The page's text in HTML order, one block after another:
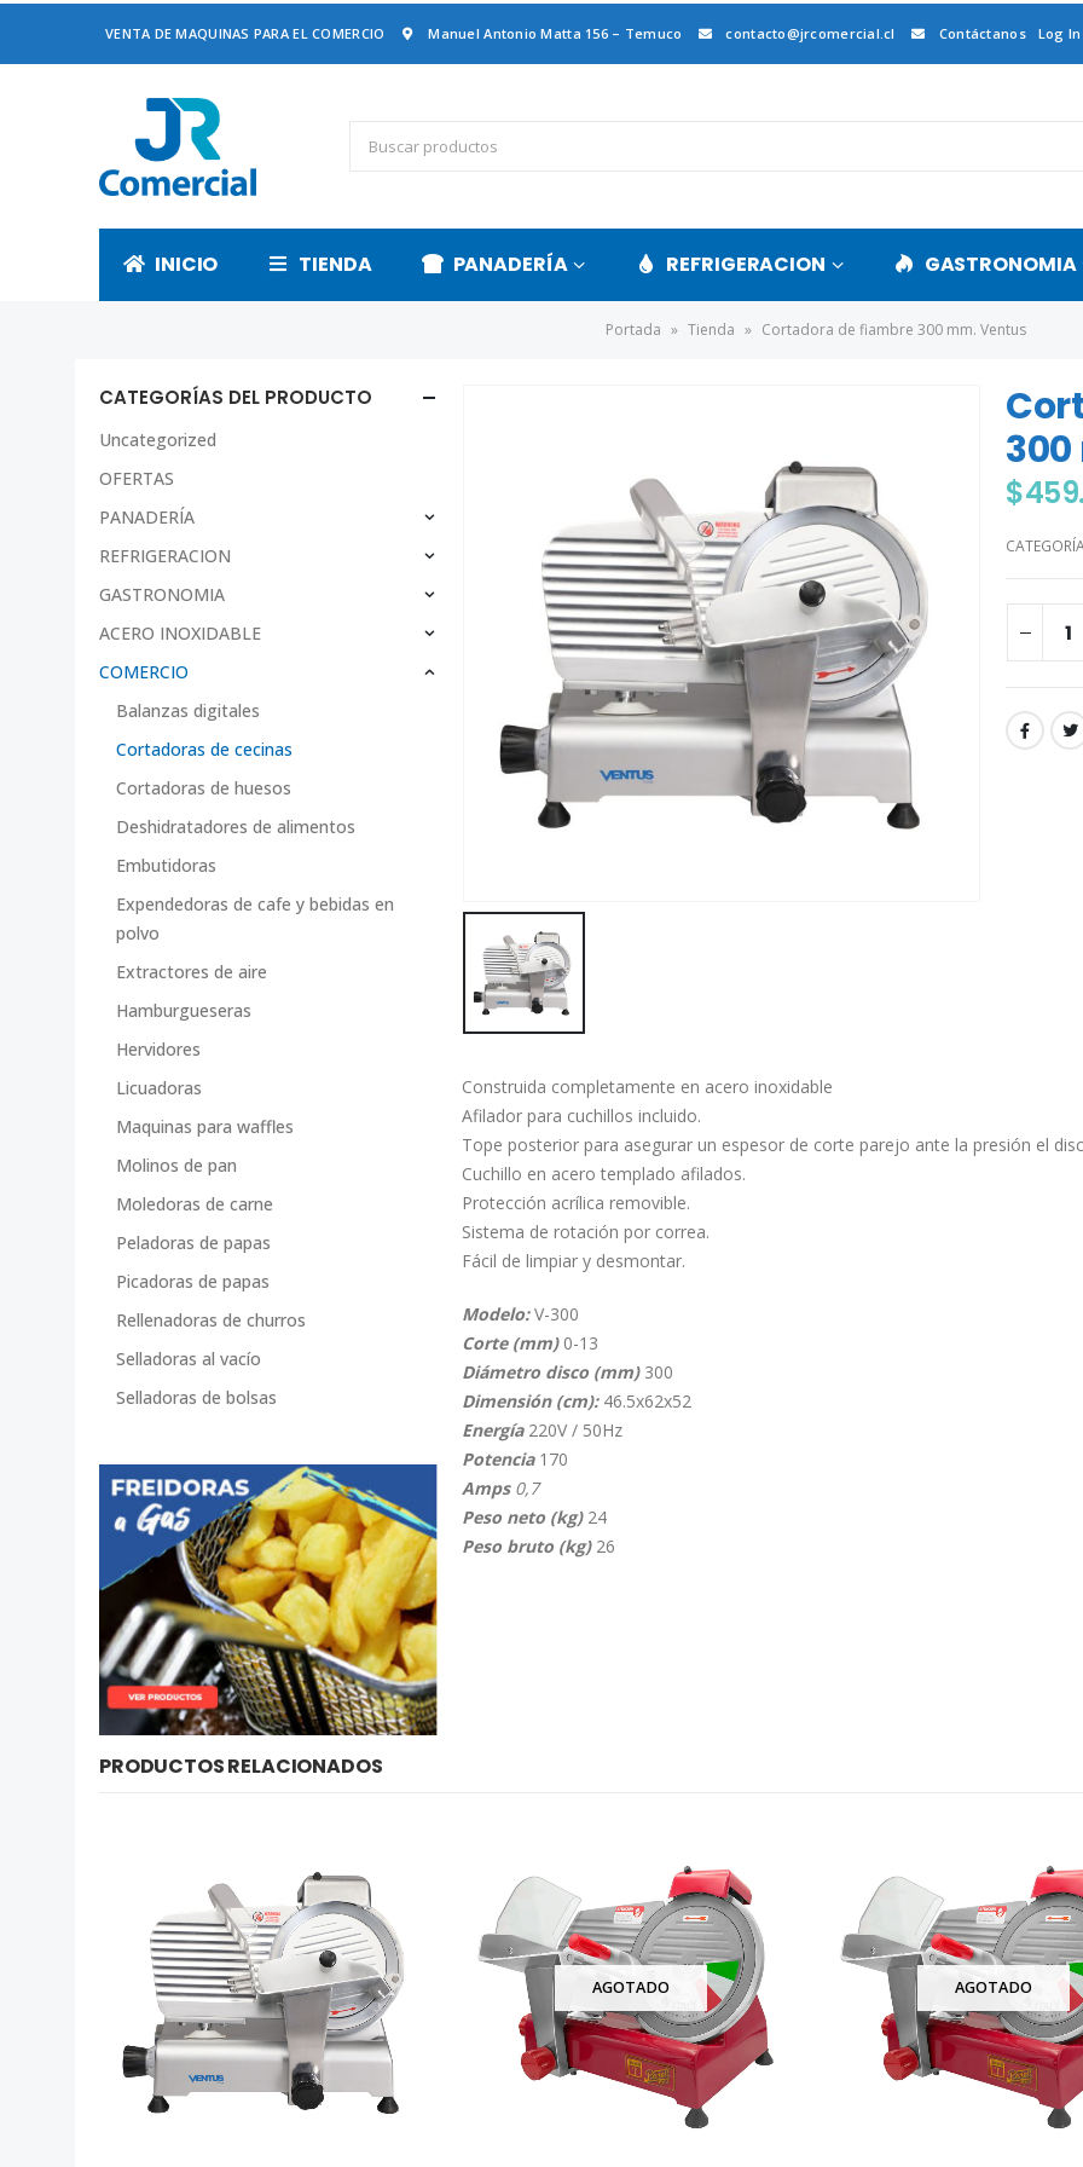
VENTA DE MAQUINAS PARA EL COMERCIO Manuel Antonio Matta 156 – Temuco contacto@jrcomercial.cl Contáctanos Log In
INICIO TIENDA PANADERÍA REFRIGERACION GASTRONOMIA
Portada » Tienda » Cortadora de fiambre 300 mm. Ventus
$
Construida completamente en acero inoxidable
Afilador para cuchillos incluido.
Tope posterior para asegurar un espesor de corte parejo ante la presión el
Cuchillo en acero templado afilados.
Protección acrílica removible.
Sistema de rotación por correa.
Fácil de limpiar y desmontar.
Modelo: V-300
Corte (mm) 0-13
Diámetro disco (mm) 300
Dimensión (cm):46.5x62x52
Energía 220V / 50Hz
Potencia 170
Amps0,7
Peso neto (kg) 24
Peso bruto (kg)26
CATEGORÍAS DEL PRODUCTO
Uncategorized
OFERTAS
PANADERÍA
REFRIGERACION
GASTRONOMIA
ACERO INOXIDABLE
COMERCIO
Balanzas digitales
Cortadoras de cecinas
Cortadoras de huesos
Deshidratadores de alimentos
Embutidoras
Expendedoras de cafe y bebidas en
polvo
Extractores de aire
Hamburgueseras
Hervidores
Licuadoras
Maquinas para waffles
Molinos de pan
Moledoras de carne
Peladoras de papas
Picadoras de papas
Rellenadoras de churros
Selladoras al vacío
Selladoras de bolsas
PRODUCTOS RELACIONADOS
AGOTADO AGOTADO